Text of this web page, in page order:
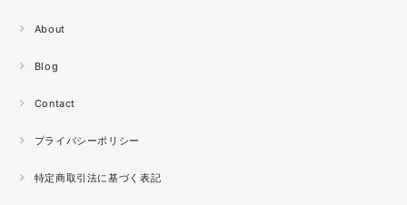
螺鈿細工の工程。青みの強い鮑貝を使ってステンドグラス
曲面に螺鈿するためには貝も小さなカケラを使う必要が...
昔作った２０００ピースのジグソーパズルを思い出す。ひ
薔薇のブローチ木地制作中。
About
Blog
Contact
プライバシーポリシー
特定商取引法に基づく表記